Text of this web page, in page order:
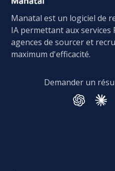
Manatal est un logiciel de
IA permettant aux services
agences de sourcer et
maximum d'efficacité.
Demander un